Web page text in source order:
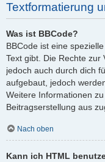
Textformatierung
Was ist BBCode?
BBCode ist eine
Text gibt. Die Rechte
jedoch auch durch dich
aufgebaut, jedoch
Weitere Informationen
Beitragserstellung aus
Nach oben
Kann ich HTML